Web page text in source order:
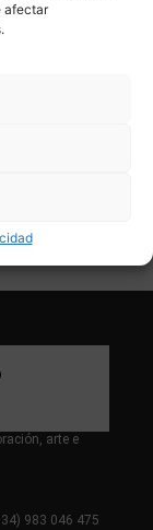
afectar
arte e
983 046 475